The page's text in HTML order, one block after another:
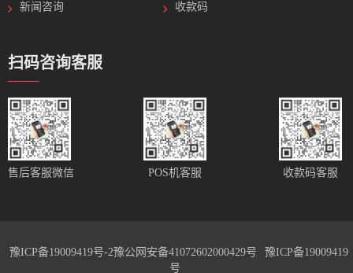
新闻咨询
收款码
扫码咨询客服
售后客服微信 POS机客服 收款码客服
豫ICP备19009419号-2豫公网安备41072602000429号
豫ICP备19009419
号